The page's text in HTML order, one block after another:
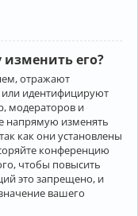
изменить его?
отражают
идентифицируют
модераторов и
напрямую изменять
как они установлены
конференцию
чтобы повысить
это запрещено, и
вашего